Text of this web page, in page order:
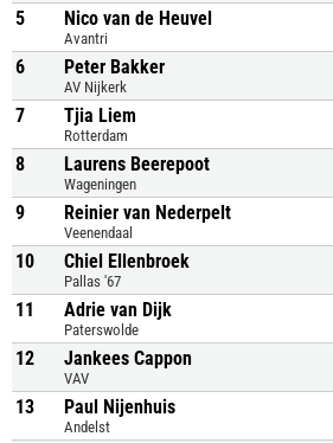
5 Nico van de Heuvel
Avantri
6 Peter Bakker
AV Nijkerk
7 Tjia Liem
Rotterdam
8 Laurens Beerepoot
Wageningen
9 Reinier van Nederpelt
Veenendaal
10 Chiel Ellenbroek
Pallas '67
11 Adrie van Dijk
Paterswolde
12 Jankees Cappon
VAV
13 Paul Nijenhuis
Andelst